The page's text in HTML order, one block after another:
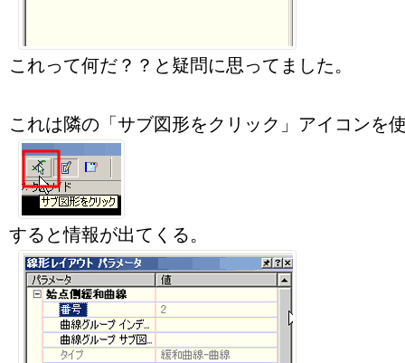
これって何だ？？と疑問に思ってました。
これは隣の「サブ図形をクリック」アイコンを
すると情報が出てくる。